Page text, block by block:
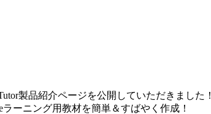
製品紹介ページを公開していただきました！
ーニング用教材を簡単＆すばやく作成！